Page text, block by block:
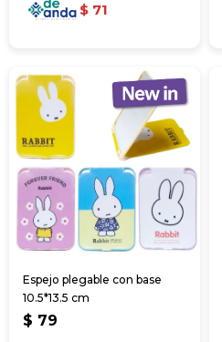
$ 71
Espejo plegable con base
10.5*13.5 cm
$ 79